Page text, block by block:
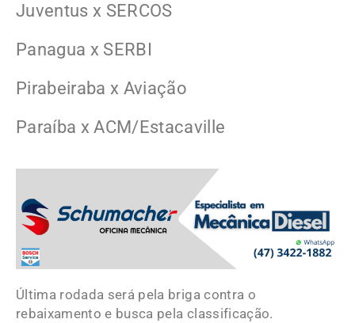
Juventus x SERCOS
Panagua x SERBI
Pirabeiraba x Aviação
Paraíba x ACM/Estacaville
Última rodada será pela briga contra o
rebaixamento e busca pela classificação.